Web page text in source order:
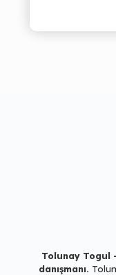
Tolunay Togul
danışmanı.